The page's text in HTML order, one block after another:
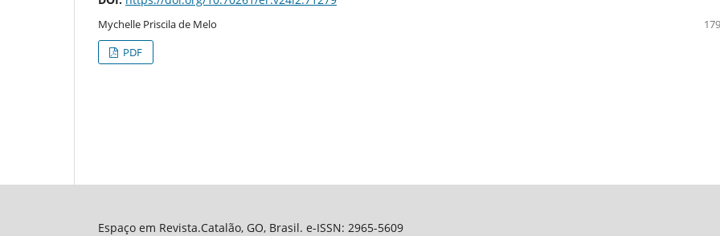
Mychelle Priscila de Melo
PDF
Espaço em Revista.Catalão, GO, Brasil. e-ISSN: 2965-5609